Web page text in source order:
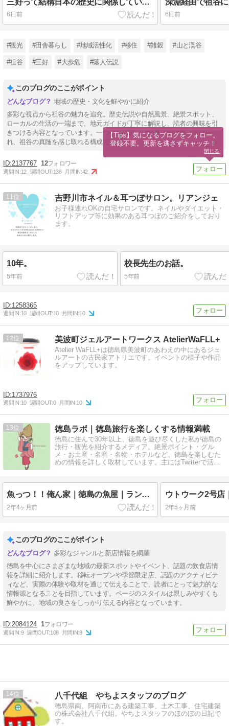
6日前 6日前
#観光 #田舎暮らし #地域活性化 #移住 #雑穀 #山と渓谷
#祖谷 #三好 #大歩危 #落人伝説
このブログのここがポイント
地域の歴史・文化を鮮やかに紹介
多彩な視点から祖谷の魅力を追究。歴史伝説や自然風景、絶景スポット、
ローカルの生活の一端まで、地元ガイドが丁寧に解説し、読者の興味を引
きつける内容となっています。一つ一つのテーマが具体的に掘り下げら
れ、祖谷の真髄を感じ取れる構成です。
2137767 12
週間IN:12 週間OUT:138 月間IN:42
11 吉野川市ネイル＆耳つぼサロン。リアンジェ
お子様連れOKの自宅サロンです。ネイルやダイエット・
リフトアップ等に効果のある耳つぼのご紹介をしており
ます。
10年。
5年前
校長先生のお話。
5年前
1258365
週間IN:10 週間OUT:10 月間IN:10
12 美波町ジェルアートワークス AtelierWaFLL+
Atelier WaFLL+は徳島県美波町のあわえの中にあるジェ
ルアートの古民家アトリエです。イベントの様子や作品
をアップしています。
1737976
週間IN:10 週間OUT:0 月間IN:10
13 徳島ラボ｜徳島旅行を楽しくする情報満載
徳島に住んで30年以上、徳島を遊び尽くした私が徳島の
旅行・観光を紹介するメディア。絶景ポイント・グル
メ・お土産・名産・名物・ホテルなど、徳島を楽しむた
めの情報を詳しく取材しています。主にはTwitterで活動
魚っつ！！俺ん家｜徳島の魚屋｜ランチ｜刺身定食｜魚のフライ定食｜徳島市沖洲町
2年4ヶ月前 2年5ヶ月前
このブログのここがポイント
多彩なジャンルと新店情報を網羅
徳島を中心にさまざまな地域の最新スポットやイベント、話題の飲食店情
報を詳細に紹介します。移転オープンや季節限定店、話題のアクティビテ
ィなど、実際の体験や取材を通じて伝えることで、読者にとって魅力的な
情報源となることを目指しています。ページのスタイルは親しみやすくも
鮮やかに、地域の良さをしっかり伝える内容となっています。
2084124 1
週間IN:9 週間OUT:108 月間IN:9
14 八千代組 やちよスタッフのブログ
徳島県南、阿南市にある建築工事、土木工事、住宅建築
の株式会社八千代組。やちよスタッフのほのぼの日記で
す。
【Tips】気になるブログをフォロー。
登録不要。更新を逃さずキャッチ！
閉じる